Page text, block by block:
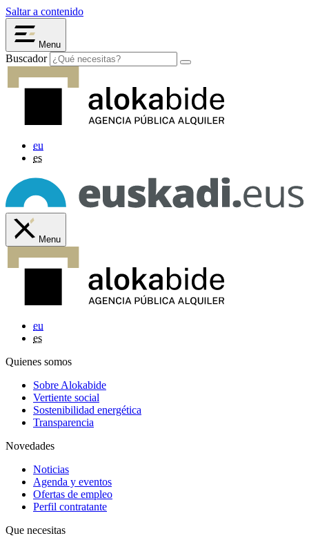
Saltar a contenido
Menu
Buscador
eu
es
Menu
eu
es
Quienes somos
Sobre Alokabide
Vertiente social
Sostenibilidad energética
Transparencia
Novedades
Noticias
Agenda y eventos
Ofertas de empleo
Perfil contratante
Que necesitas